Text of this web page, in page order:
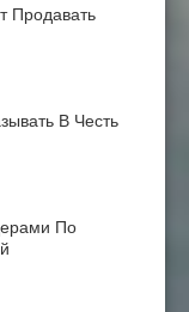
Продавать
В Честь
По